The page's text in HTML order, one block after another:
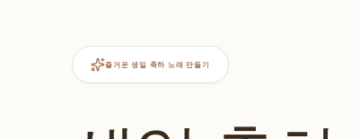
즐거운 생일 축하 노래 만들기